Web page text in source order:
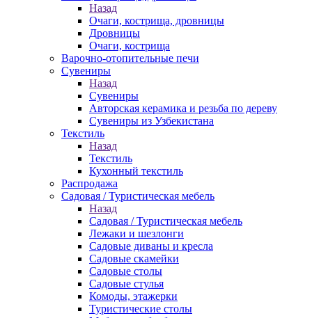
Назад
Очаги, кострища, дровницы
Дровницы
Очаги, кострища
Варочно-отопительные печи
Сувениры
Назад
Сувениры
Авторская керамика и резьба по дереву
Сувениры из Узбекистана
Текстиль
Назад
Текстиль
Кухонный текстиль
Распродажа
Садовая / Туристическая мебель
Назад
Садовая / Туристическая мебель
Лежаки и шезлонги
Садовые диваны и кресла
Садовые скамейки
Садовые столы
Садовые стулья
Комоды, этажерки
Туристические столы